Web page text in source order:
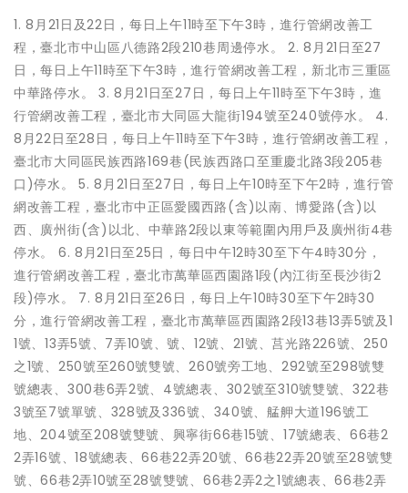
1. 8月21日及22日，每日上午11時至下午3時，進行管網改善工
程，臺北市中山區八德路2段210巷周邊停水。 2. 8月21日至27
日，每日上午11時至下午3時，進行管網改善工程，新北市三重區
中華路停水。 3. 8月21日至27日，每日上午11時至下午3時，進
行管網改善工程，臺北市大同區大龍街194號至240號停水。 4.
8月22日至28日，每日上午11時至下午3時，進行管網改善工程，
臺北市大同區民族西路169巷(民族西路口至重慶北路3段205巷
口)停水。 5. 8月21日至27日，每日上午10時至下午2時，進行管
網改善工程，臺北市中正區愛國西路(含)以南、博愛路(含)以
西、廣州街(含)以北、中華路2段以東等範圍內用戶及廣州街4巷
停水。 6. 8月21日至25日，每日中午12時30至下午4時30分，
進行管網改善工程，臺北市萬華區西園路1段(內江街至長沙街2
段)停水。 7. 8月21日至26日，每日上午10時30至下午2時30
分，進行管網改善工程，臺北市萬華區西園路2段13巷13弄5號及1
1號、13弄5號、7弄10號、號、12號、21號、莒光路226號、250
之1號、250號至260號雙號、260號旁工地、292號至298號雙
號總表、300巷6弄2號、4號總表、302號至310號雙號、322巷
3號至7號單號、328號及336號、340號、艋舺大道196號工
地、204號至208號雙號、興寧街66巷15號、17號總表、66巷2
2弄16號、18號總表、66巷22弄20號、66巷22弄20號至28號雙
號、66巷2弄10號至28號雙號、66巷2弄2之1號總表、66巷2弄